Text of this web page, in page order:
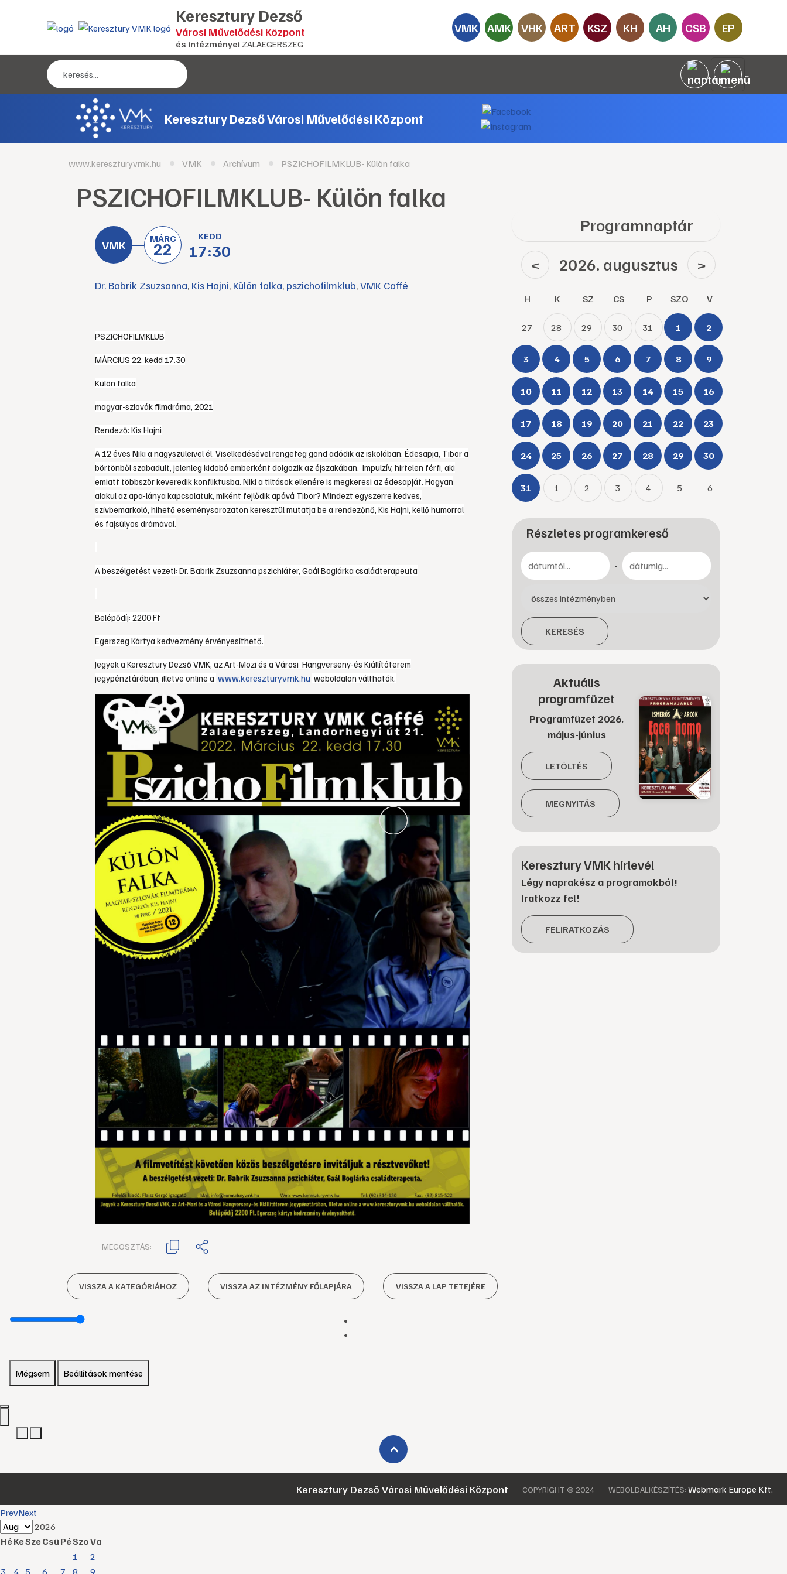
Keresztury Dezső
Városi Művelődési Központ
és intézményei ZALAEGERSZEG
VMK AMK VHK ART KSZ KH AH CSB EP
Keresztury Dezső Városi Művelődési Központ
www.kereszturyvmk.hu VMK Archívum PSZICHOFILMKLUB- Külön falka
PSZICHOFILMKLUB- Külön falka
MÁRC
22
KEDD
17:30
Dr. Babrik Zsuzsanna, Kis Hajni, Külön falka, pszichofilmklub,VMK Caffé
PSZICHOFILMKLUB
MÁRCIUS 22. kedd 17.30
Külön falka
magyar-szlovák filmdráma, 2021
Rendező: Kis Hajni
A 12 éves Niki a nagyszüleivel él. Viselkedésével rengeteg gond adódik az iskolában. Édesapja, Tibor a
börtönből szabadult, jelenleg kidobó emberként dolgozik az éjszakában. Impulzív, hirtelen férfi, aki
emiatt többször keveredik konfliktusba. Niki a tiltások ellenére is megkeresi az édesapját. Hogyan
alakul az apa-lánya kapcsolatuk, miként fejlődik apává Tibor? Mindezt egyszerre kedves,
szívbemarkoló, hihető eseménysorozaton keresztül mutatja be a rendezőnő, Kis Hajni, kellő humorral
és fajsúlyos drámával.
A beszélgetést vezeti: Dr. Babrik Zsuzsanna pszichiáter, Gaál Boglárka családterapeuta
Belépődíj: 2200 Ft
Egerszeg Kártya kedvezmény érvényesíthető.
Jegyek a Keresztury Dezső VMK, az Art-Mozi és a Városi Hangverseny-és Kiállítóterem
jegypénztárában, illetve online a www.kereszturyvmk.hu weboldalon válthatók.
MEGOSZTÁS:
VISSZA A KATEGÓRIÁHOZ VISSZA AZ INTÉZMÉNY FŐLAPJÁRA VISSZA A LAP TETEJÉRE
Programnaptár
< 2026. augusztus >
H K SZ CS P SZO V
27 28 29 30 31 1 2
3 4 5 6 7 8 9
10 11 12 13 14 15 16
17 18 19 20 21 22 23
24 25 26 27 28 29 30
31 1 2 3 4 5 6
Részletes programkereső
-
KERESÉS
Aktuális
programfüzet
Programfüzet 2026.
május-június
LETÖLTÉS
MEGNYITÁS
Keresztury VMK hírlevél
Légy naprakész a programokból!
Iratkozz fel!
FELIRATKOZÁS
Mégsem Beállítások mentése
›
Keresztury Dezső Városi Művelődési Központ COPYRIGHT © 2024 WEBOLDALKÉSZÍTÉS: Webmark Europe Kft.
PrevNext
2026
HéKeSzeCsüPéSzoVa
1
2